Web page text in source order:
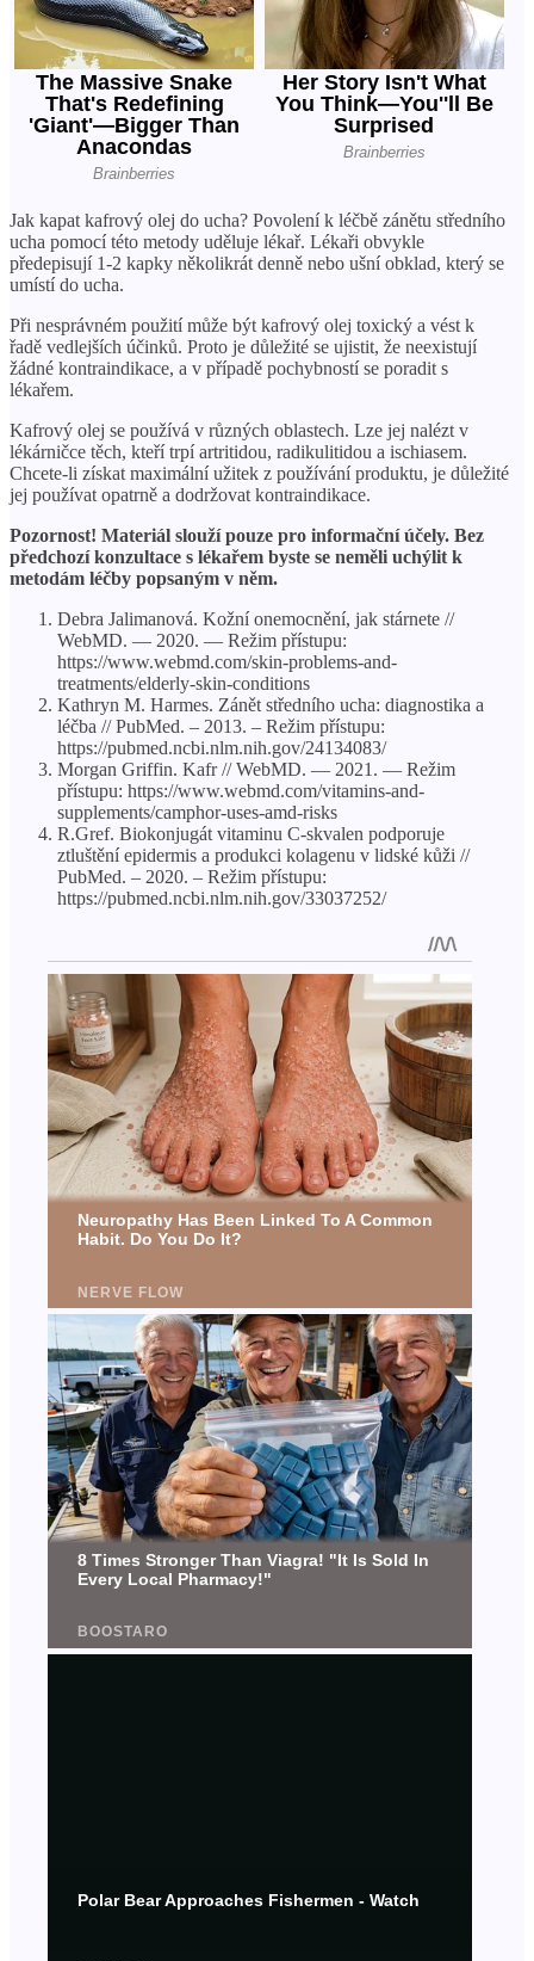
Jak kapat kafrový olej do ucha? Povolení k léčbě zánětu středního
ucha pomocí této metody uděluje lékař. Lékaři obvykle
předepisují 1-2 kapky několikrát denně nebo ušní obklad, který se
umístí do ucha.
Při nesprávném použití může být kafrový olej toxický a vést k
řadě vedlejších účinků. Proto je důležité se ujistit, že neexistují
žádné kontraindikace, a v případě pochybností se poradit s
lékařem.
Kafrový olej se používá v různých oblastech. Lze jej nalézt v
lékárničce těch, kteří trpí artritidou, radikulitidou a ischiasem.
Chcete-li získat maximální užitek z používání produktu, je důležité
jej používat opatrně a dodržovat kontraindikace.
Pozornost! Materiál slouží pouze pro informační účely. Bez
předchozí konzultace s lékařem byste se neměli uchýlit k
metodám léčby popsaným v něm.
Debra Jalimanová. Kožní onemocnění, jak stárnete //
WebMD. — 2020. — Režim přístupu:
https://www.webmd.com/skin-problems-and-
treatments/elderly-skin-conditions
Kathryn M. Harmes. Zánět středního ucha: diagnostika a
léčba // PubMed. – 2013. – Režim přístupu:
https://pubmed.ncbi.nlm.nih.gov/24134083/
Morgan Griffin. Kafr // WebMD. — 2021. — Režim
přístupu: https://www.webmd.com/vitamins-and-
supplements/camphor-uses-amd-risks
R.Gref. Biokonjugát vitaminu C-skvalen podporuje
ztluštění epidermis a produkci kolagenu v lidské kůži //
PubMed. – 2020. – Režim přístupu:
https://pubmed.ncbi.nlm.nih.gov/33037252/